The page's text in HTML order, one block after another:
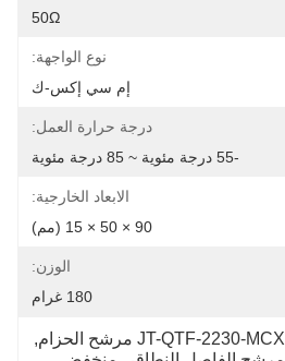
50Ω
نوع الواجهة:
إم سي إكس-ك
درجة حرارة العمل:
الابعاد الخارجية:
90 × 50 × 15 (مم)
الوزن:
180 غرام
JT-QTF-2230-MCX مرشح الحزام
,